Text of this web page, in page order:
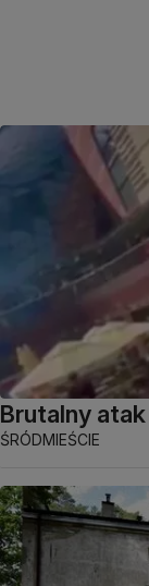
Brutalny
ŚRÓDMIEŚCIE